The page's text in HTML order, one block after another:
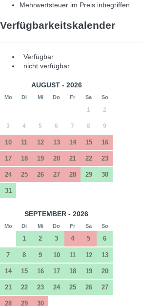
Mehrwertsteuer im Preis inbegriffen
Verfügbarkeitskalender
Verfügbar
nicht verfügbar
AUGUST - 2026
Mo Di Mi Do Fr Sa So
1 2
3 4 5 6 7 8 9
10 11 12 13 14 15 16
17 18 19 20 21 22 23
24 25 26 27 28 29 30
31
SEPTEMBER - 2026
Mo Di Mi Do Fr Sa So
1 2 3 4 5 6
7 8 9 10 11 12 13
14 15 16 17 18 19 20
21 22 23 24 25 26 27
28 29 30